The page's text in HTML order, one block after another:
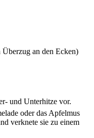
an den Ecken)
und Unterhitze vor.
oder das Apfelmus
verknete sie zu einem